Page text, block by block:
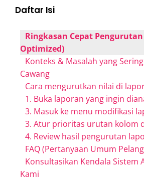
Daftar Isi
Ringkasan Cepat Pengurutan
Optimized)
Konteks & Masalah yang
Cawang
Cara mengurutkan nilai di
1. Buka laporan yang ingin
3. Masuk ke menu modifikasi
3. Atur prioritas urutan kolom
4. Review hasil pengurutan
FAQ (Pertanyaan Umum
Konsultasikan Kendala Sistem
Kami